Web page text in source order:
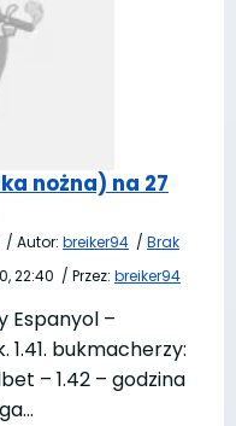
nożna) na 27
/ Autor: breiker94 / Brak
22:40 / Przez: breiker94
Espanyol –
bukmacherzy:
– 1.42 – godzina